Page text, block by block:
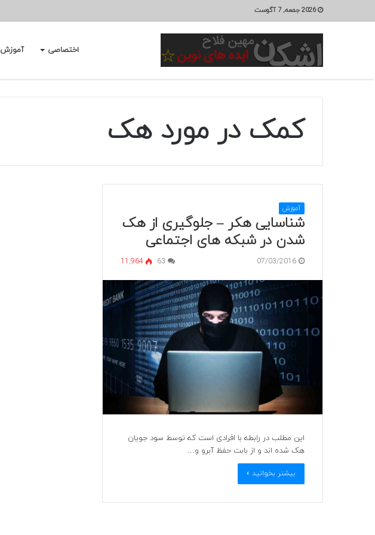
2026 جمعه, 7 آگوست
اختصاصی آموزش
کمک در مورد هک
آموزش
شناسایی هکر – جلوگیری از هک
شدن در شبکه های اجتماعی
07/03/2016
63
11,964
این مطلب در رابطه با افرادی است که توسط سود جویان
هک شده اند و از بابت حفظ آبرو و…
بیشتر بخوانید »